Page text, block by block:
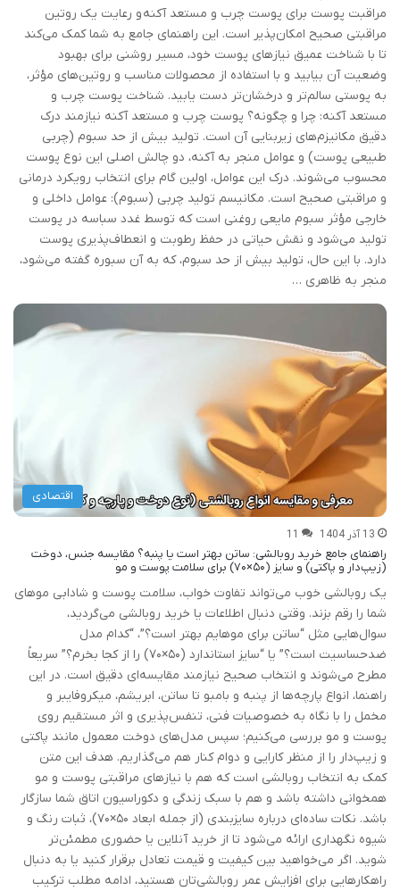
مراقبت پوست برای پوست چرب و مستعد آکنه و رعایت یک روتین
مراقبتی صحیح امکان‌پذیر است. این راهنمای جامع به شما کمک می‌کند
تا با شناخت عمیق نیازهای پوست خود، مسیر روشنی برای بهبود
وضعیت آن بیابید و با استفاده از محصولات مناسب و روتین‌های مؤثر،
به پوستی سالم‌تر و درخشان‌تر دست یابید. شناخت پوست چرب و
مستعد آکنه: چرا و چگونه؟ پوست چرب و مستعد آکنه نیازمند درک
دقیق مکانیزم‌های زیربنایی آن است. تولید بیش از حد سبوم (چربی
طبیعی پوست) و عوامل منجر به آکنه، دو چالش اصلی این نوع پوست
محسوب می‌شوند. درک این عوامل، اولین گام برای انتخاب رویکرد درمانی
و مراقبتی صحیح است. مکانیسم تولید چربی (سبوم): عوامل داخلی و
خارجی مؤثر سبوم مایعی روغنی است که توسط غدد سباسه در پوست
تولید می‌شود و نقش حیاتی در حفظ رطوبت و انعطاف‌پذیری پوست
دارد. با این حال، تولید بیش از حد سبوم، که به آن سبوره گفته می‌شود،
منجر به ظاهری …
اقتصادی
13 آذر 1404 11
راهنمای جامع خرید روبالشی: ساتن بهتر است یا پنبه؟ مقایسه جنس، دوخت
(زیپ‌دار و پاکتی) و سایز (۵۰×۷۰) برای سلامت پوست و مو
یک روبالشی خوب می‌تواند تفاوت خواب، سلامت پوست و شادابی موهای
شما را رقم بزند. وقتی دنبال اطلاعات یا خرید روبالشی می‌گردید،
سوال‌هایی مثل “ساتن برای موهایم بهتر است؟”، “کدام مدل
ضدحساسیت است؟” یا “سایز استاندارد (۵۰×۷۰) را از کجا بخرم؟” سریعاً
مطرح می‌شوند و انتخاب صحیح نیازمند مقایسه‌ای دقیق است. در این
راهنما، انواع پارچه‌ها از پنبه و بامبو تا ساتن، ابریشم، میکروفایبر و
مخمل را با نگاه به خصوصیات فنی، تنفس‌پذیری و اثر مستقیم روی
پوست و مو بررسی می‌کنیم؛ سپس مدل‌های دوخت معمول مانند پاکتی
و زیپ‌دار را از منظر کارایی و دوام کنار هم می‌گذاریم. هدف این متن
کمک به انتخاب روبالشی است که هم با نیازهای مراقبتی پوست و مو
همخوانی داشته باشد و هم با سبک زندگی و دکوراسیون اتاق شما سازگار
باشد. نکات ساده‌ای درباره سایزبندی (از جمله ابعاد ۵۰×۷۰)، ثبات رنگ و
شیوه نگهداری ارائه می‌شود تا از خرید آنلاین یا حضوری مطمئن‌تر
شوید. اگر می‌خواهید بین کیفیت و قیمت تعادل برقرار کنید یا به دنبال
راهکارهایی برای افزایش عمر روبالشی‌تان هستید، ادامه مطلب ترکیب